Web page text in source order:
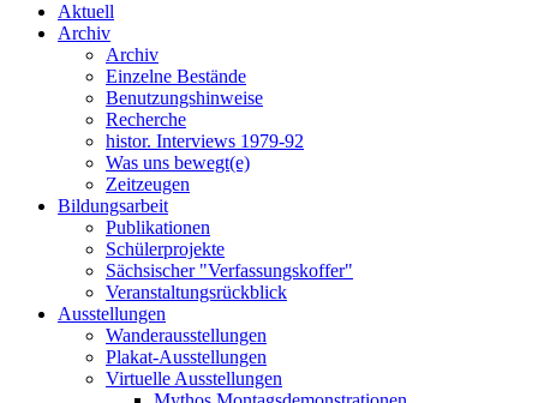
Aktuell
Archiv
Archiv
Einzelne Bestände
Benutzungshinweise
Recherche
histor. Interviews 1979-92
Was uns bewegt(e)
Zeitzeugen
Bildungsarbeit
Publikationen
Schülerprojekte
Sächsischer "Verfassungskoffer"
Veranstaltungsrückblick
Ausstellungen
Wanderausstellungen
Plakat-Ausstellungen
Virtuelle Ausstellungen